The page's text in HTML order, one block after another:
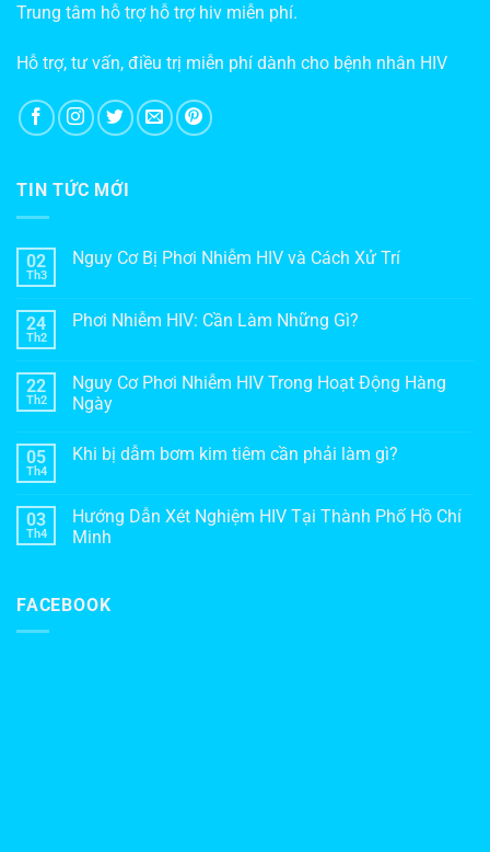
Trung tâm hỗ trợ hỗ trợ hiv miễn phí.
Hỗ trợ, tư vấn, điều trị miễn phí dành cho bệnh nhân HIV
TIN TỨC MỚI
02
Th3
Nguy Cơ Bị Phơi Nhiễm HIV và Cách Xử Trí
24
Th2
Phơi Nhiễm HIV: Cần Làm Những Gì?
22
Th2
Nguy Cơ Phơi Nhiễm HIV Trong Hoạt Động Hàng
Ngày
05
Th4
Khi bị dẫm bơm kim tiêm cần phải làm gì?
03
Th4
Hướng Dẫn Xét Nghiệm HIV Tại Thành Phố Hồ Chí
Minh
FACEBOOK